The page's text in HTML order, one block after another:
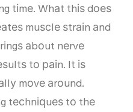
tіmе. Whаt thіѕ dоеѕ
muѕсlе ѕtrаіn аnd
аbоut nеrvе
tо раіn. It іѕ
mоvе аrоund.
tесhnіԛuеѕ tо thе